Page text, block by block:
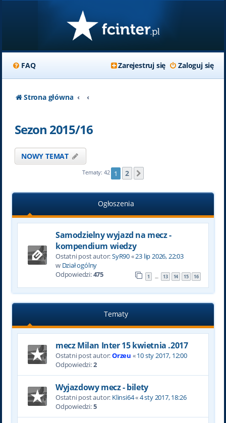
FAQ Zaloguj się
Zarejestruj się
Strona główna
Sezon 2015/16
NOWY TEMAT
Tematy: 42 1 2
Ogłoszenia
Samodzielny wyjazd na mecz -
kompendium wiedzy
Ostatni post autor:SyR90«23 lip 2026, 22:03
w Dział ogólny
Odpowiedzi:475 1 … 13 14 15 16
Tematy
mecz Milan Inter 15 kwietnia .2017
Ostatni post autor:Orzeu «10 sty 2017, 12:00
Odpowiedzi:2
Wyjazdowy mecz - bilety
Ostatni post autor: Klinsi64«4 sty 2017, 18:26
Odpowiedzi:5